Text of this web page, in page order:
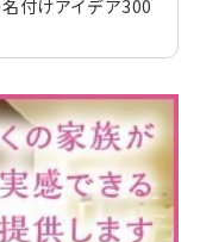
付けアイデア300